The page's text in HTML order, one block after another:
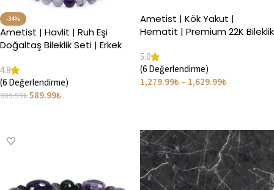
-34%
Ametist | Havlit | Ruh Eşi
Doğaltaş Bileklik Seti | Erkek
4.8
(6 Değerlendirme)
889.99₺589.99₺
Ametist | Kök Yakut |
Hematit | Premium 22K Bileklik
5.0
(6 Değerlendirme)
1,279.99₺– 1,629.99₺